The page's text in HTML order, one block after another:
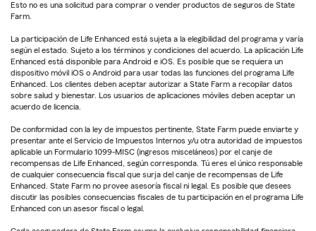
Esto no es una solicitud para comprar o vender productos de seguros de State
Farm.
La participación de Life Enhanced está sujeta a la elegibilidad del programa y varía
según el estado. Sujeto a los términos y condiciones del acuerdo. La aplicación Life
Enhanced está disponible para Android e iOS. Es posible que se requiera un
dispositivo móvil iOS o Android para usar todas las funciones del programa Life
Enhanced. Los clientes deben aceptar autorizar a State Farm a recopilar datos
sobre salud y bienestar. Los usuarios de aplicaciones móviles deben aceptar un
acuerdo de licencia.
De conformidad con la ley de impuestos pertinente, State Farm puede enviarte y
presentar ante el Servicio de Impuestos Internos y/u otra autoridad de impuestos
aplicable un Formulario 1099-MISC (ingresos misceláneos) por el canje de
recompensas de Life Enhanced, según corresponda. Tú eres el único responsable
de cualquier consecuencia fiscal que surja del canje de recompensas de Life
Enhanced. State Farm no provee asesoría fiscal ni legal. Es posible que desees
discutir las posibles consecuencias fiscales de tu participación en el programa Life
Enhanced con un asesor fiscal o legal.